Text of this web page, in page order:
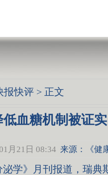
报快评 > 正文
低血糖机制被证实
月21日 08:34 来源：《健
》月刊报道，瑞典